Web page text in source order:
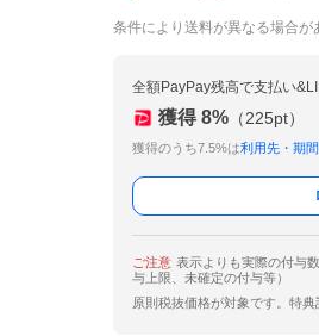
条件により送料が異なる場合が
全額PayPay残高で支払い
獲得 8% （225pt）
獲得のうち7.5%は利用先・期
ご注意 表示よりも実際の付与
与上限、未確定の付与等）
原則税抜価格が対象です。特典